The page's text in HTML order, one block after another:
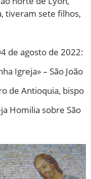
tiveram sete filhos,
de agosto de 2022:
Igreja» – São João
de Antioquia, bispo
Homilia sobre São